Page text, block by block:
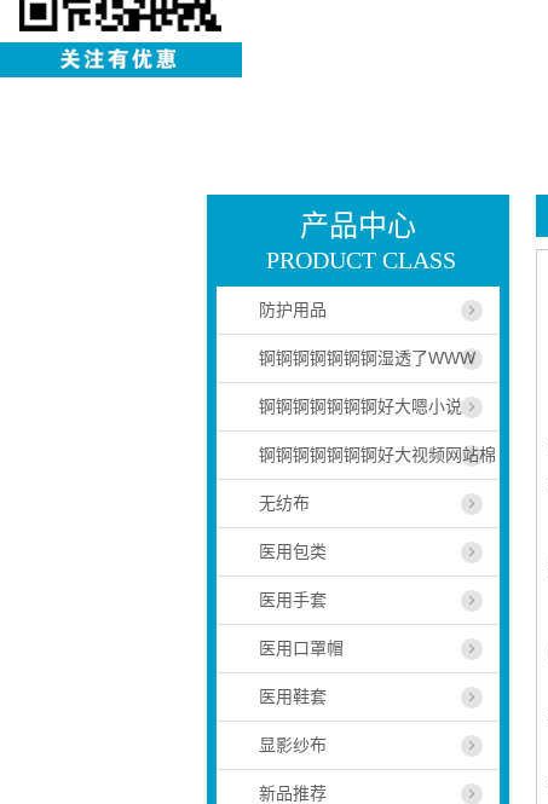
产品中心
PRODUCT CLASS
防护用品
锕锕锕锕锕锕锕湿透了WWW
锕锕锕锕锕锕锕好大嗯小说
锕锕锕锕锕锕锕好大视频网站棉
无纺布
医用包类
医用手套
医用口罩帽
医用鞋套
显影纱布
新品推荐